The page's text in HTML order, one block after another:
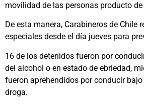
movilidad de las personas producto
De esta manera, Carabineros de Chile
especiales desde el día jueves para
16 de los detenidos fueron por
del alcohol o en estado de ebriedad,
fueron aprehendidos por conducir
droga.